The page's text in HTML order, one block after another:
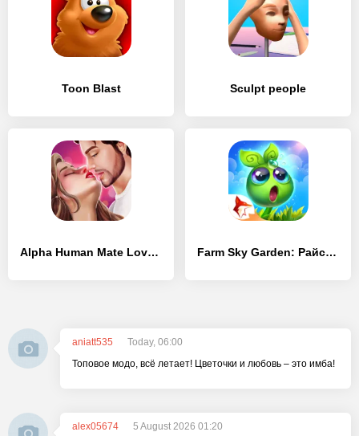
Toon Blast Sculpt people
Alpha Human Mate Love Story Game for Girls Farm Sky Garden: Райская ферма
aniatt535
Today, 06:00
Топовое модо, всё летает! Цветочки и любовь – это имба!
alex05674
5 August 2026 01:20